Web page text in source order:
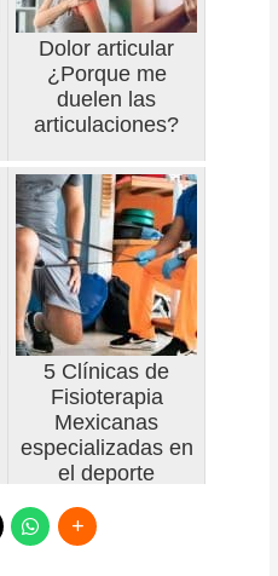
Dolor articular
¿Porque me
duelen las
articulaciones?
5 Clínicas de
Fisioterapia
Mexicanas
especializadas en
el deporte